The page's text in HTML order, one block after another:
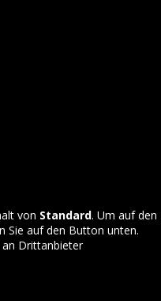
von Standard. Um auf den
Sie auf den Button unten.
Drittanbieter